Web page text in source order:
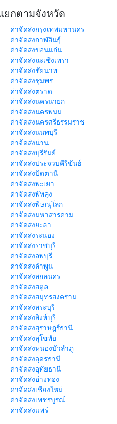
ยกตามจังหวัด
ค่าจัดส่งกรุงเทพมหานคร
ค่าจัดส่งกาฬสินธุ์
ค่าจัดส่งขอนแก่น
ค่าจัดส่งฉะเชิงเทรา
ค่าจัดส่งชัยนาท
ค่าจัดส่งชุมพร
ค่าจัดส่งตราด
ค่าจัดส่งนครนายก
ค่าจัดส่งนครพนม
ค่าจัดส่งนครศรีธรรมราช
ค่าจัดส่งนนทบุรี
ค่าจัดส่งน่าน
ค่าจัดส่งบุรีรัมย์
ค่าจัดส่งประจวบคีรีขันธ์
ค่าจัดส่งปัตตานี
ค่าจัดส่งพะเยา
ค่าจัดส่งพัทลุง
ค่าจัดส่งพิษณุโลก
ค่าจัดส่งมหาสารคาม
ค่าจัดส่งยะลา
ค่าจัดส่งระนอง
ค่าจัดส่งราชบุรี
ค่าจัดส่งลพบุรี
ค่าจัดส่งลำพูน
ค่าจัดส่งสกลนคร
ค่าจัดส่งสตูล
ค่าจัดส่งสมุทรสงคราม
ค่าจัดส่งสระบุรี
ค่าจัดส่งสิงห์บุรี
ค่าจัดส่งสุราษฎร์ธานี
ค่าจัดส่งสุโขทัย
ค่าจัดส่งหนองบัวลำภู
ค่าจัดส่งอุดรธานี
ค่าจัดส่งอุทัยธานี
ค่าจัดส่งอ่างทอง
ค่าจัดส่งเชียงใหม่
ค่าจัดส่งเพชรบูรณ์
ค่าจัดส่งแพร่